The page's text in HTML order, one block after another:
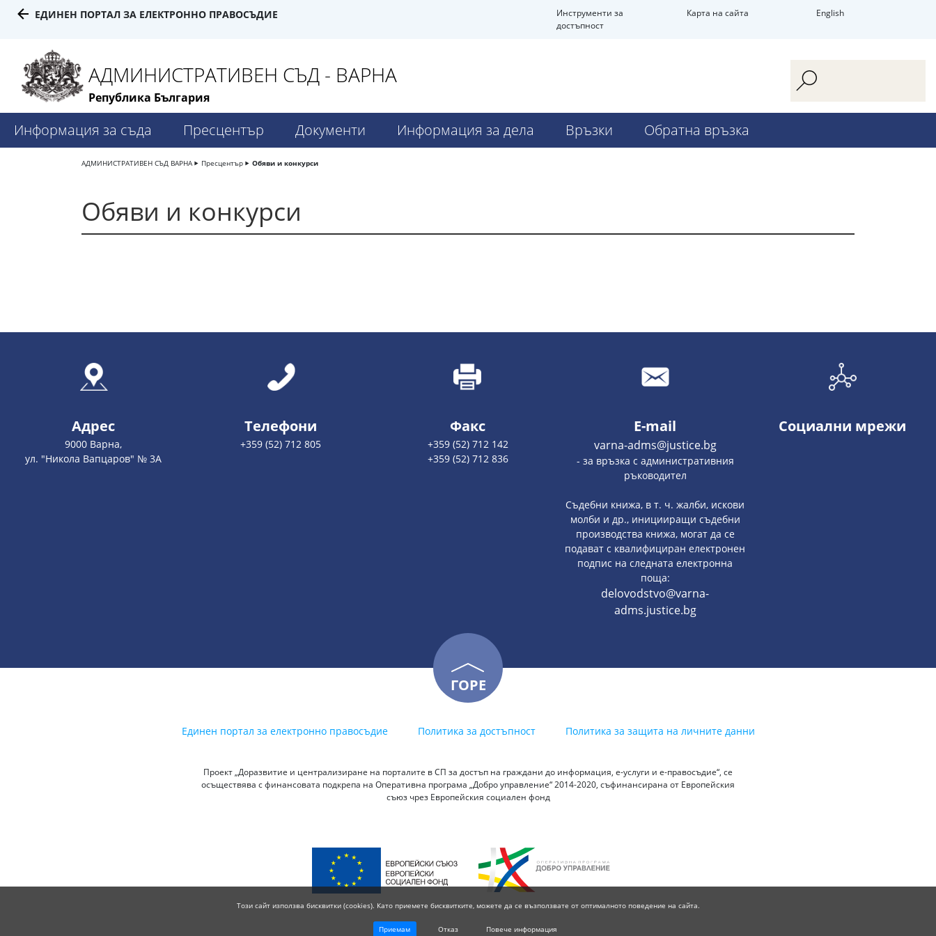
ЕДИНЕН ПОРТАЛ ЗА ЕЛЕКТРОННО ПРАВОСЪДИЕ
Инструменти за
достъпност
Карта на сайта English
АДМИНИСТРАТИВЕН СЪД - ВАРНА
Република България
Информация за съда Пресцентър Документи Информация за дела Връзки Обратна връзка
АДМИНИСТРАТИВЕН СЪД ВАРНА Пресцентър Обяви и конкурси
Обяви и конкурси
Адрес
9000 Варна,
ул. "Никола Вапцаров" № 3А
Телефони
+359 (52) 712 805
Факс
+359 (52) 712 142
+359 (52) 712 836
E-mail
varna-adms@justice.bg
- за връзка с административния
ръководител
Съдебни книжа, в т. ч. жалби, искови
молби и др., иницииращи съдебни
производства книжа, могат да се
подават с квалифициран електронен
подпис на следната електронна
поща:
delovodstvo@varna-
adms.justice.bg
Социални мрежи
ГОРЕ
Единен портал за електронно правосъдие Политика за достъпност Политика за защита на личните данни
Проект „Доразвитие и централизиране на порталите в СП за достъп на граждани до информация, е-услуги и е-правосъдие“, се
осъществява с финансовата подкрепа на Оперативна програма „Добро управление“ 2014-2020, съфинансирана от Европейския
съюз чрез Европейския социален фонд
Този сайт използва бисквитки (cookies). Като приемете бисквитките, можете да се възползвате от оптималното поведение на сайта.
Приемам Отказ Повече информация